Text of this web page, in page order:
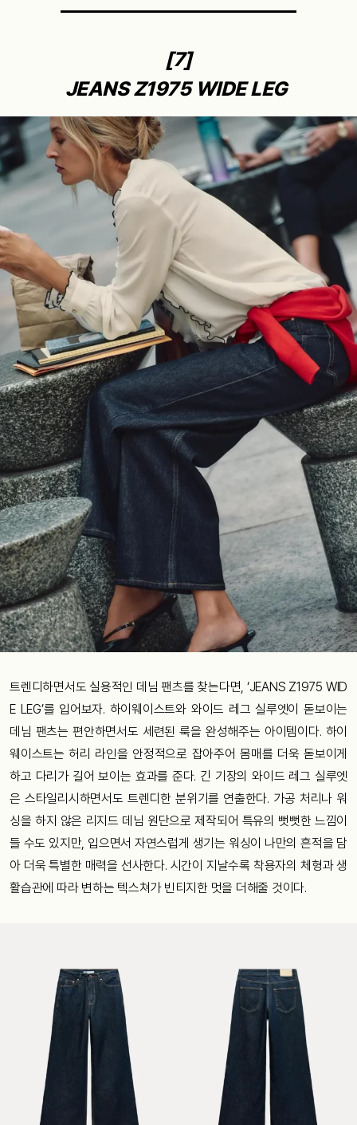
[7]
JEANS Z1975 WIDE LEG
트렌디하면서도 실용적인 데님 팬츠를 찾는다면, ‘JEANS Z1975 WID
E LEG’를 입어보자. 하이웨이스트와 와이드 레그 실루엣이 돋보이는
데님 팬츠는 편안하면서도 세련된 룩을 완성해주는 아이템이다. 하이
웨이스트는 허리 라인을 안정적으로 잡아주어 몸매를 더욱 돋보이게
하고 다리가 길어 보이는 효과를 준다. 긴 기장의 와이드 레그 실루엣
은 스타일리시하면서도 트렌디한 분위기를 연출한다. 가공 처리나 워
싱을 하지 않은 리지드 데님 원단으로 제작되어 특유의 뻣뻣한 느낌이
들 수도 있지만, 입으면서 자연스럽게 생기는 워싱이 나만의 흔적을 담
아 더욱 특별한 매력을 선사한다. 시간이 지날수록 착용자의 체형과 생
활습관에 따라 변하는 텍스쳐가 빈티지한 멋을 더해줄 것이다.